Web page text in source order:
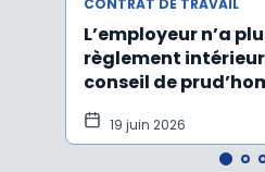
CONTRAT DE TRAVAIL
L’employeur n’a
règlement
conseil de
19 juin 2026